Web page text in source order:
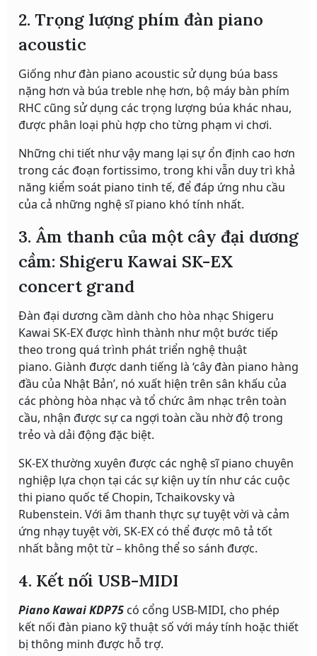
2. Trọng lượng phím đàn piano
acoustic
Giống như đàn piano acoustic sử dụng búa bass
nặng hơn và búa treble nhẹ hơn, bộ máy bàn phím
RHC cũng sử dụng các trọng lượng búa khác nhau,
được phân loại phù hợp cho từng phạm vi chơi.
Những chi tiết như vậy mang lại sự ổn định cao hơn
trong các đoạn fortissimo, trong khi vẫn duy trì khả
năng kiểm soát piano tinh tế, để đáp ứng nhu cầu
của cả những nghệ sĩ piano khó tính nhất.
3. Âm thanh của một cây đại dương
cầm: Shigeru Kawai SK-EX
concert grand
Đàn đại dương cầm dành cho hòa nhạc Shigeru
Kawai SK-EX được hình thành như một bước tiếp
theo trong quá trình phát triển nghệ thuật
piano. Giành được danh tiếng là ‘cây đàn piano hàng
đầu của Nhật Bản’, nó xuất hiện trên sân khấu của
các phòng hòa nhạc và tổ chức âm nhạc trên toàn
cầu, nhận được sự ca ngợi toàn cầu nhờ độ trong
trẻo và dải động đặc biệt.
SK-EX thường xuyên được các nghệ sĩ piano chuyên
nghiệp lựa chọn tại các sự kiện uy tín như các cuộc
thi piano quốc tế Chopin, Tchaikovsky và
Rubenstein. Với âm thanh thực sự tuyệt vời và cảm
ứng nhạy tuyệt vời, SK-EX có thể được mô tả tốt
nhất bằng một từ – không thể so sánh được.
4. Kết nối USB-MIDI
Piano Kawai KDP75 có cổng USB-MIDI, cho phép
kết nối đàn piano kỹ thuật số với máy tính hoặc thiết
bị thông minh được hỗ trợ.